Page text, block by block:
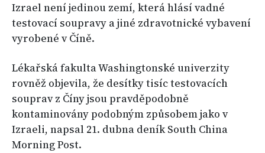
Izrael není jedinou zemí, která hlásí vadné
testovací soupravy a jiné zdravotnické vybavení
vyrobené v Číně.
Lékařská fakulta Washingtonské univerzity
rovněž objevila, že desítky tisíc testovacích
souprav z Číny jsou pravděpodobně
kontaminovány podobným způsobem jako v
Izraeli, napsal 21. dubna deník South China
Morning Post.